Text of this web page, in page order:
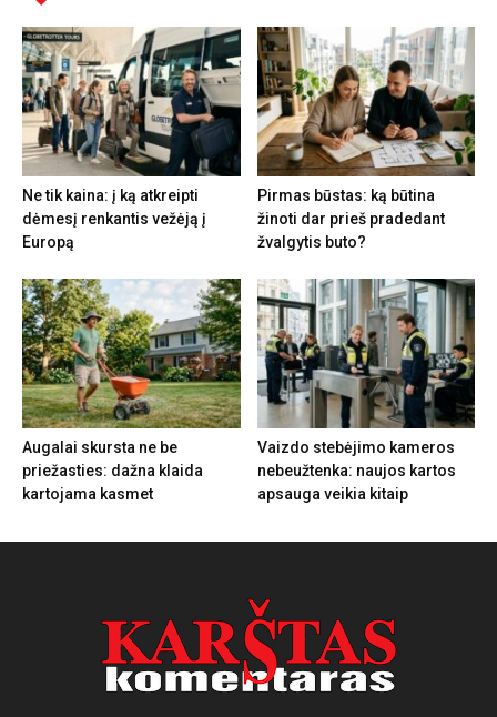
Ne tik kaina: į ką atkreipti
dėmesį renkantis vežėją į
Europą
Pirmas būstas: ką būtina
žinoti dar prieš pradedant
žvalgytis buto?
Augalai skursta ne be
priežasties: dažna klaida
kartojama kasmet
Vaizdo stebėjimo kameros
nebeužtenka: naujos kartos
apsauga veikia kitaip